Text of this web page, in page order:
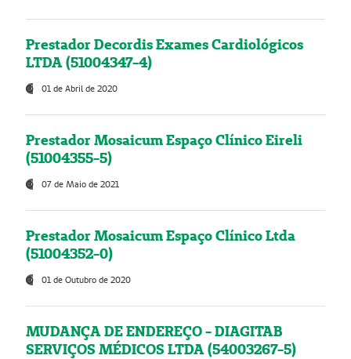
Prestador Decordis Exames Cardiológicos
LTDA (51004347-4)
01 de Abril de 2020
Prestador Mosaicum Espaço Clínico Eireli
(51004355-5)
07 de Maio de 2021
Prestador Mosaicum Espaço Clínico Ltda
(51004352-0)
01 de Outubro de 2020
MUDANÇA DE ENDEREÇO - DIAGITAB
SERVIÇOS MÉDICOS LTDA (54003267-5)